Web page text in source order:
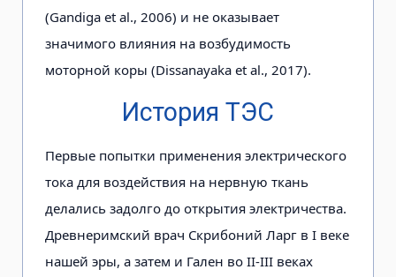
(Gandiga et al., 2006) и не оказывает
значимого влияния на возбудимость
моторной коры (Dissanayaka et al., 2017).
История ТЭС
Первые попытки применения электрического
тока для воздействия на нервную ткань
делались задолго до открытия электричества.
Древнеримский врач Скрибоний Ларг в I веке
нашей эры, а затем и Гален во II-III веках